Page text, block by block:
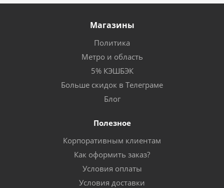
Магазины
Политика
Метро и область
5% КЭШБЭК
Больше скидок в Телеграме
Блог
Полезное
Корпоративным клиентам
Как оформить заказ?
Условия оплаты
Условия доставки